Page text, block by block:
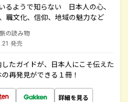
るようで知らない 日本人の心、
職文化、信仰、地域の魅力など
の読み物
発売
たガイドが、日本人にこそ伝えた
再発見ができる１冊！
詳細を見る